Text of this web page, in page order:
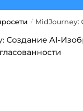
/ MidJourney: